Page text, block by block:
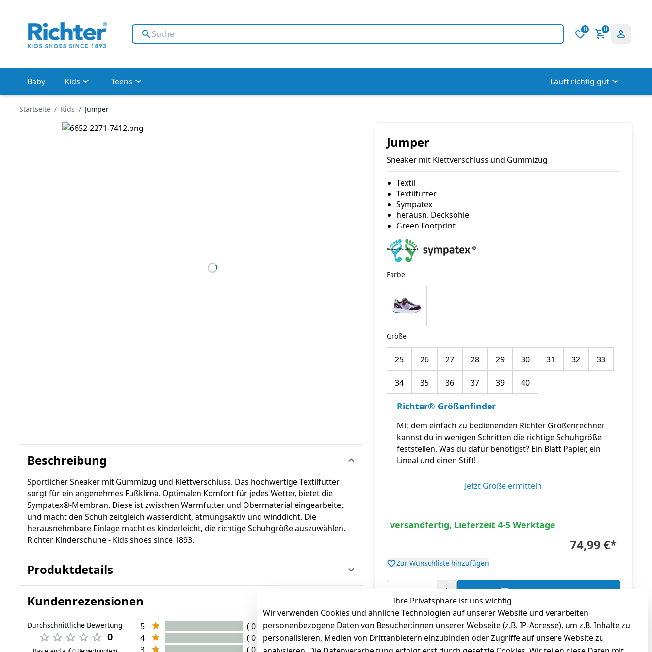
0 0
Baby Kids Teens Läuft richtig gut
Startseite Kids Jumper
Jumper
Sneaker mit Klettverschluss und Gummizug
Textil
Textilfutter
Sympatex
herausn. Decksohle
Green Footprint
Farbe
Größe
25 26 27 28 29 30 31 32 33
34 35 36 37 39 40
Richter® Größenfinder
Mit dem einfach zu bedienenden Richter Größenrechner
kannst du in wenigen Schritten die richtige Schuhgröße
feststellen. Was du dafür benötigst? Ein Blatt Papier, ein
Lineal und einen Stift!
Jetzt Größe ermitteln
versandfertig, Lieferzeit 4-5 Werktage
74,99 €*
Zur Wunschliste hinzufügen
In den Warenkorb
*inkl. ges. MwStzzgl.Versandkosten
Beschreibung
Sportlicher Sneaker mit Gummizug und Klettverschluss. Das hochwertige Textilfutter
sorgt für ein angenehmes Fußklima. Optimalen Komfort für jedes Wetter, bietet die
Sympatex®-Membran. Diese ist zwischen Warmfutter und Obermaterial eingearbeitet
und macht den Schuh zeitgleich wasserdicht, atmungsaktiv und winddicht. Die
herausnehmbare Einlage macht es kinderleicht, die richtige Schuhgröße auszuwählen.
Richter Kinderschuhe - Kids shoes since 1893.
Produktdetails
Kundenrezensionen
Durchschnittliche Bewertung
0
5
( 0 )
4
( 0 )
3
( 0 )
Ihre Privatsphäre ist uns wichtig
Wir verwenden Cookies und ähnliche Technologien auf unserer Website und verarbeiten
personenbezogene Daten von Besucher:innen unserer Webseite (z.B. IP-Adresse), um z.B. Inhalte zu
personalisieren, Medien von Drittanbietern einzubinden oder Zugriffe auf unsere Website zu